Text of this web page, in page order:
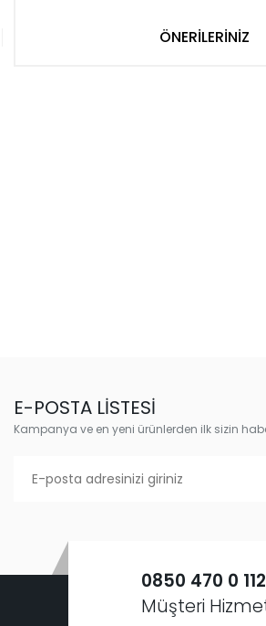
ÖNERİLERİNİZ
E-POSTA LİSTESİ
Kampanya ve en yeni ürünlerden ilk sizin
0850 470 0 112
Müşteri